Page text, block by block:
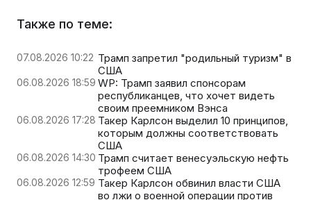
Также по теме:
07.08.2026 10:22 Трамп запретил "родильный туризм" в
США
06.08.2026 18:59 WP: Трамп заявил спонсорам
республиканцев, что хочет видеть
своим преемником Вэнса
06.08.2026 17:28 Такер Карлсон выделил 10 принципов,
которым должны соответствовать
США
06.08.2026 14:30 Трамп считает венесуэльскую нефть
трофеем США
06.08.2026 12:59 Такер Карлсон обвинил власти США
во лжи о военной операции против